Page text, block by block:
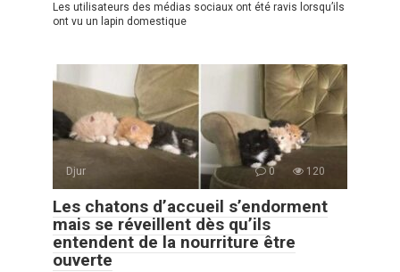
Les utilisateurs des médias sociaux ont été ravis lorsqu’ils
ont vu un lapin domestique
Djur 0 120
Les chatons d’accueil s’endorment
mais se réveillent dès qu’ils
entendent de la nourriture être
ouverte